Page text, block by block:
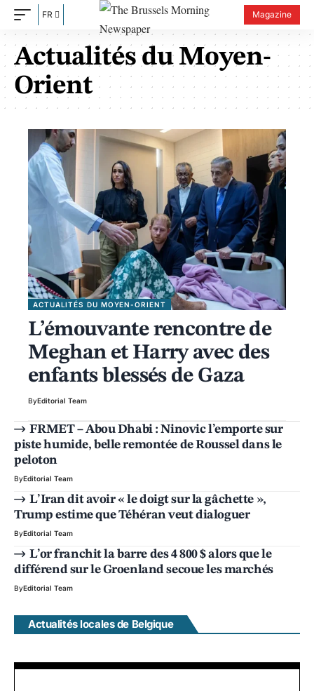
FR Magazine
Actualités du Moyen-
Orient
ACTUALITÉS DU MOYEN-ORIENT
L’émouvante rencontre de
Meghan et Harry avec des
enfants blessés de Gaza
ByEditorial Team
FRMET – Abou Dhabi : Ninovic l’emporte sur
piste humide, belle remontée de Roussel dans le
peloton
ByEditorial Team
L’Iran dit avoir « le doigt sur la gâchette »,
Trump estime que Téhéran veut dialoguer
ByEditorial Team
L’or franchit la barre des 4 800 $ alors que le
différend sur le Groenland secoue les marchés
ByEditorial Team
Actualités locales de Belgique